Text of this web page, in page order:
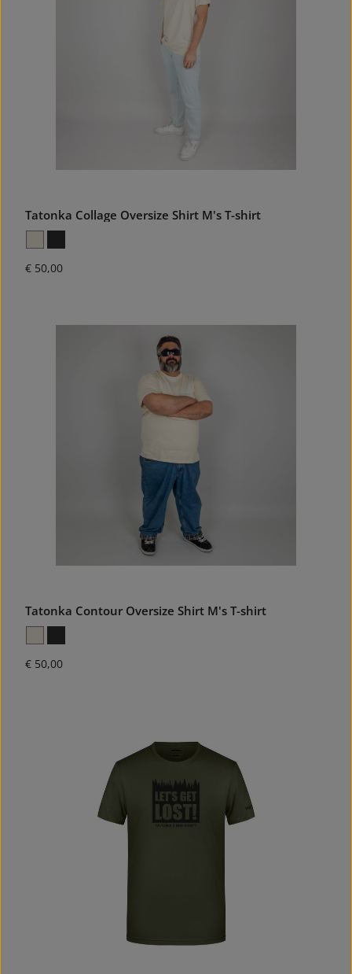
Tatonka Collage Oversize Shirt M's T-shirt
Normale prijs:
€ 50,00
Tatonka Contour Oversize Shirt M's T-shirt
Normale prijs:
€ 50,00